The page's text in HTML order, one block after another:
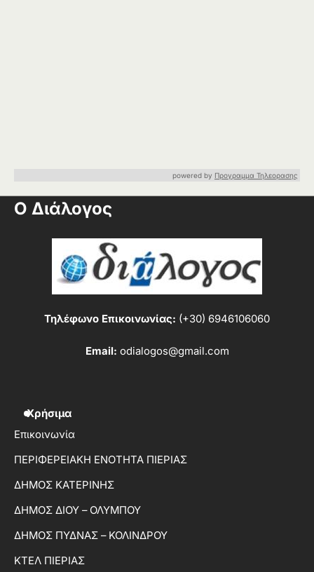
powered by Προγραμμα Τηλεορασης
Ο Διάλογος
Τηλέφωνο Επικοινωνίας: (+30) 6946106060
Email: odialogos@gmail.com
Χρήσιμα
Επικοινωνία
ΠΕΡΙΦΕΡΕΙΑΚΗ ΕΝΟΤΗΤΑ ΠΙΕΡΙΑΣ
ΔΗΜΟΣ ΚΑΤΕΡΙΝΗΣ
ΔΗΜΟΣ ΔΙΟΥ – ΟΛΥΜΠΟΥ
ΔΗΜΟΣ ΠΥΔΝΑΣ – ΚΟΛΙΝΔΡΟΥ
ΚΤΕΛ ΠΙΕΡΙΑΣ